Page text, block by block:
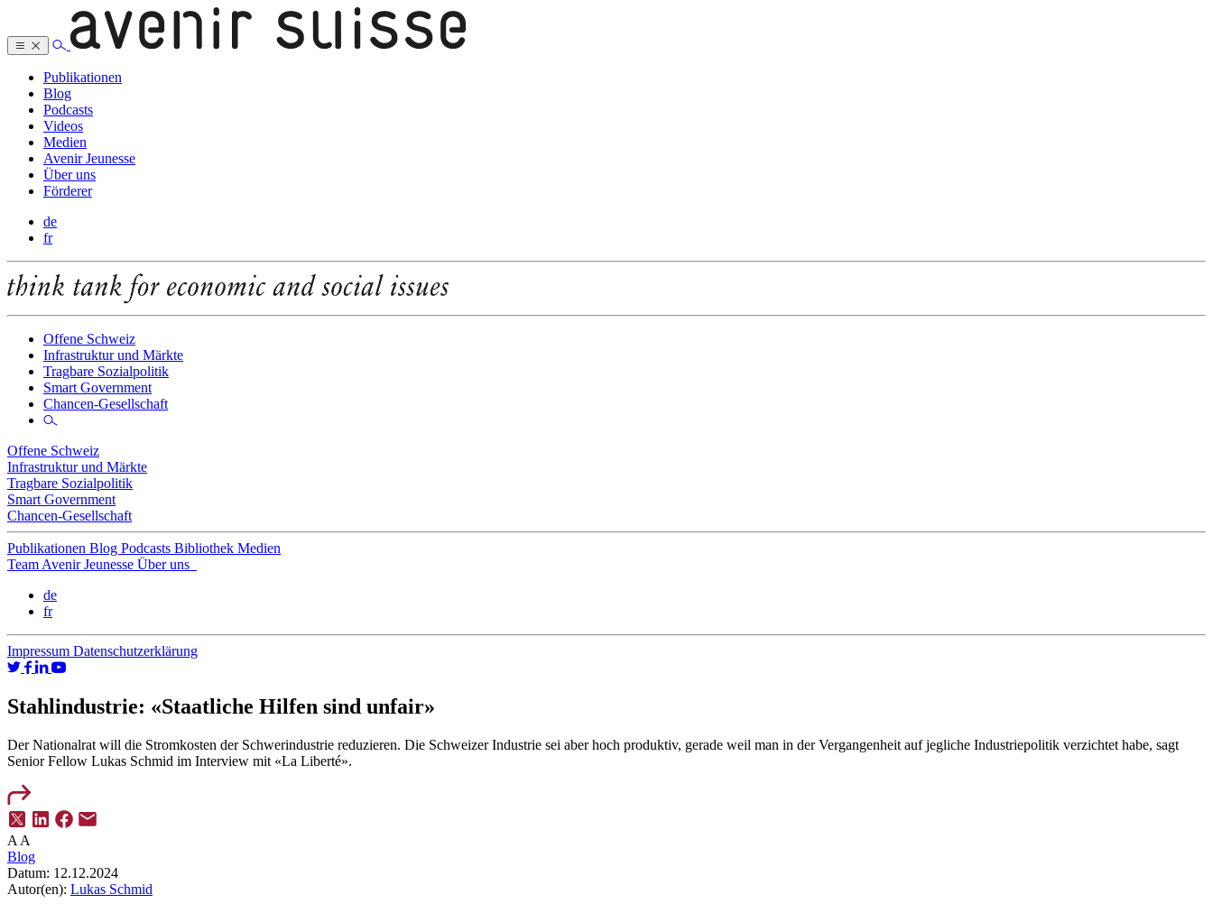
Publikationen
Blog
Podcasts
Videos
Medien
Avenir Jeunesse
Über uns
Förderer
de
fr
Offene Schweiz
Infrastruktur und Märkte
Tragbare Sozialpolitik
Smart Government
Chancen-Gesellschaft
Offene Schweiz
Infrastruktur und Märkte
Tragbare Sozialpolitik
Smart Government
Chancen-Gesellschaft
Publikationen Blog Podcasts Bibliothek Medien
Team Avenir Jeunesse Über uns
de
fr
Impressum Datenschutzerklärung
Stahlindustrie: «Staatliche Hilfen sind unfair»
Der Nationalrat will die Stromkosten der Schwerindustrie reduzieren. Die Schweizer Industrie sei aber hoch produktiv, gerade weil man in der Vergangenheit auf jegliche Industrie­politik verzichtet habe, sagt
Senior Fellow Lukas Schmid im Interview mit «La Liberté».
A A
Blog
Datum: 12.12.2024
Autor(en): Lukas Schmid